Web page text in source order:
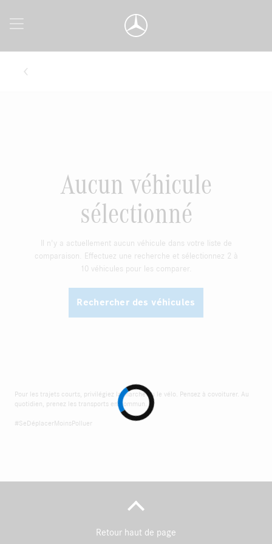
Aucun véhicule
sélectionné
Il n'y a actuellement aucun véhicule dans votre liste de
comparaison. Effectuez une recherche et sélectionnez 2 à
10 véhicules pour les comparer.
Rechercher des véhicules
Pour les trajets courts, privilégiez la marche ou le vélo. Pensez à covoiturer. Au
quotidien, prenez les transports en commun.
#SeDéplacerMoinsPolluer
Retour haut de page